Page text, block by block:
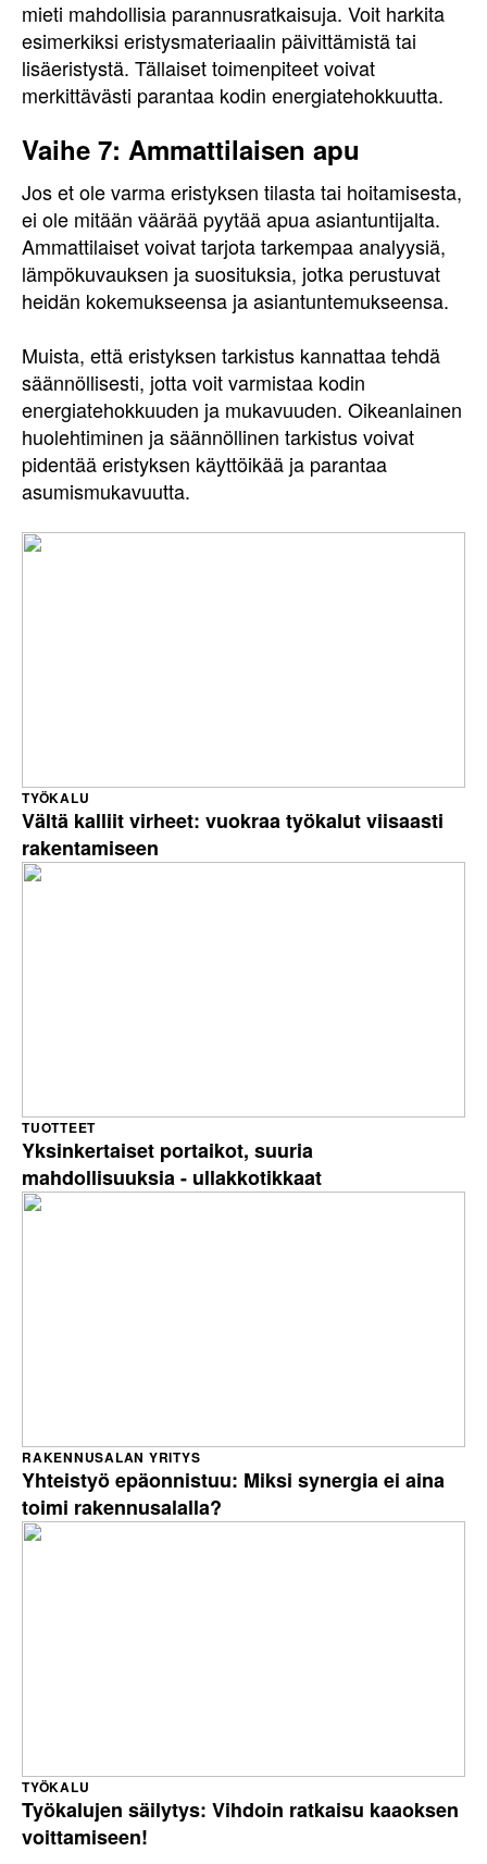
mieti mahdollisia parannusratkaisuja. Voit harkita
esimerkiksi eristysmateriaalin päivittämistä tai
lisäeristystä. Tällaiset toimenpiteet voivat
merkittävästi parantaa kodin energiatehokkuutta.
Vaihe 7: Ammattilaisen apu
Jos et ole varma eristyksen tilasta tai hoitamisesta,
ei ole mitään väärää pyytää apua asiantuntijalta.
Ammattilaiset voivat tarjota tarkempaa analyysiä,
lämpökuvauksen ja suosituksia, jotka perustuvat
heidän kokemukseensa ja asiantuntemukseensa.
Muista, että eristyksen tarkistus kannattaa tehdä
säännöllisesti, jotta voit varmistaa kodin
energiatehokkuuden ja mukavuuden. Oikeanlainen
huolehtiminen ja säännöllinen tarkistus voivat
pidentää eristyksen käyttöikää ja parantaa
asumismukavuutta.
Vältä kalliit virheet: vuokraa työkalut viisaasti
rakentamiseen
TYÖKALU
Yksinkertaiset portaikot, suuria
mahdollisuuksia - ullakkotikkaat
TUOTTEET
Yhteistyö epäonnistuu: Miksi synergia ei aina
toimi rakennusalalla?
RAKENNUSALAN YRITYS
Työkalujen säilytys: Vihdoin ratkaisu kaaoksen
voittamiseen!
TYÖKALU